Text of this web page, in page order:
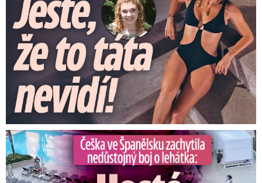
Češka ve Španělsku natočila nedůstojný boj o lehátka